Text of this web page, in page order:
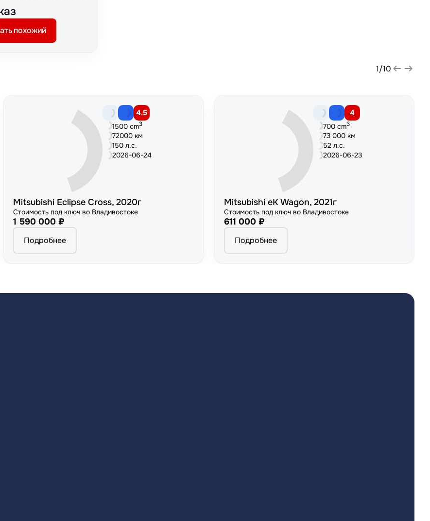
похожий
1/10
4.5
1500 cm3
72000 км
150 л.с.
2026-06-24
Mitsubishi Eclipse Cross, 2020г
Стоимость под ключ во Владивостоке
1 590 000 ₽
Подробнее
4
700 cm3
73 000 км
52 л.с.
2026-06-23
Mitsubishi eK Wagon, 2021г
Стоимость под ключ во Владивостоке
611 000 ₽
Подробнее